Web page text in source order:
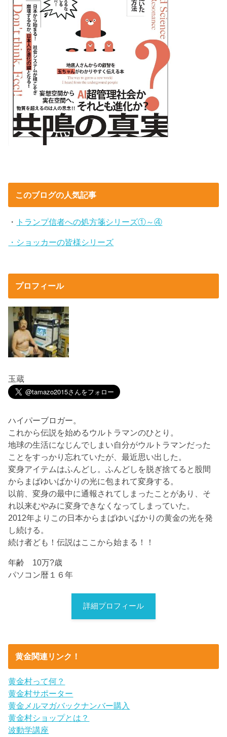
このブログの人気記事
・ トランプ信者への処方箋シリーズ①～④
・ショッカーの皆様シリーズ
プロフィール
玉蔵
ハイパーブロガー。
これから伝説を始めるウルトラマンのひとり。
地球の生活になじんでしまい自分がウルトラマンだった
ことをすっかり忘れていたが、最近思い出した。
変身アイテムはふんどし。ふんどしを脱ぎ捨てると股間
からまばゆいばかりの光に包まれて変身する。
以前、変身の最中に通報されてしまったことがあり、そ
れ以来むやみに変身できなくなってしまっていた。
2012年よりこの日本からまばゆいばかりの黄金の光を発
し続ける。
続け者ども！伝説はここから始まる！！
年齢 10万?歳
パソコン暦１６年
詳細プロフィール
黄金関連リンク！
黄金村って何？
黄金村サポーター
黄金メルマガバックナンバー購入
黄金村ショップとは？
波動学講座